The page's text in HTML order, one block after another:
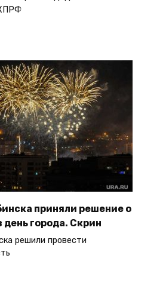
приняли решение о
день города. Скрин
решили провести